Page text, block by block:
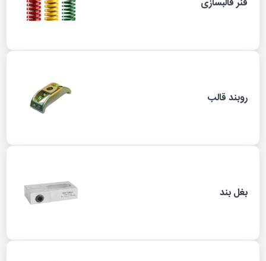
روبند قالب
بغل بند